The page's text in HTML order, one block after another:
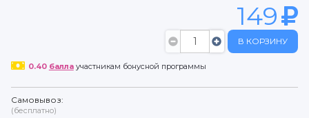
149
В КОРЗИНУ
0.40 баллаучастникам бонусной программы
Самовывоз:
(бесплатно)